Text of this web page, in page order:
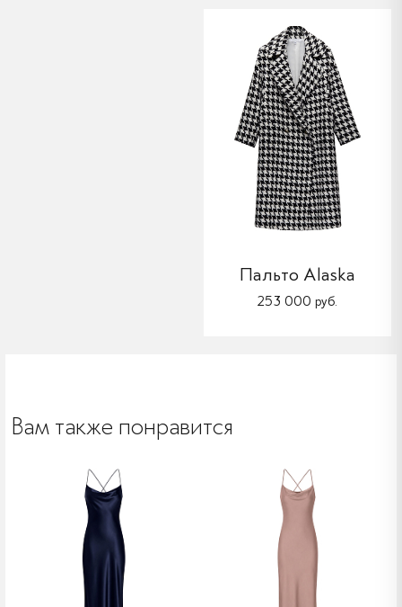
Пальто Alaska
253 000 руб.
Вам также понравится